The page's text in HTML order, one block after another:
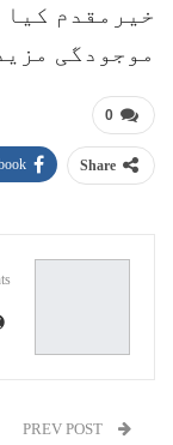
خیرمقدم
موجودگی
0
Share